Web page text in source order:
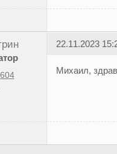
604
22.11.2023
Михаил,